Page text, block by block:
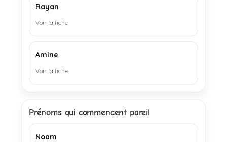
Rayan
Voir la fiche
Amine
Voir la fiche
Prénoms qui commencent pareil
Noam